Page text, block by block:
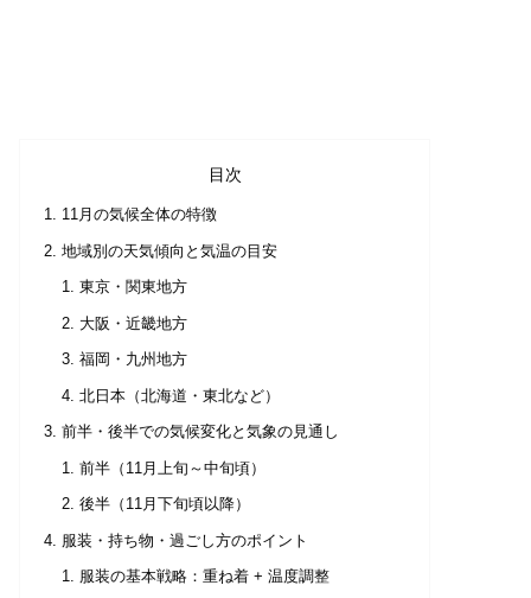
目次
11月の気候全体の特徴
地域別の天気傾向と気温の目安
東京・関東地方
大阪・近畿地方
福岡・九州地方
北日本（北海道・東北など）
前半・後半での気候変化と気象の見通し
前半（11月上旬～中旬頃）
後半（11月下旬頃以降）
服装・持ち物・過ごし方のポイント
服装の基本戦略：重ね着 + 温度調整